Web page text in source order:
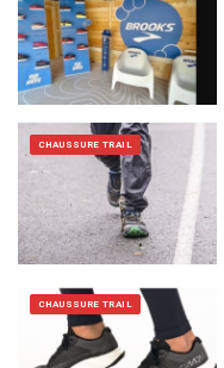
CHAUSSURE TRAIL
CHAUSSURE TRAIL